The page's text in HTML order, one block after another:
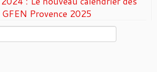
Provence 2025